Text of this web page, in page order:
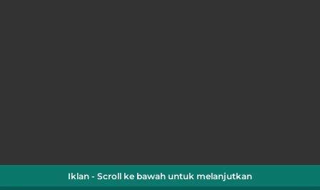
Iklan - Scroll ke bawah untuk melanjutkan